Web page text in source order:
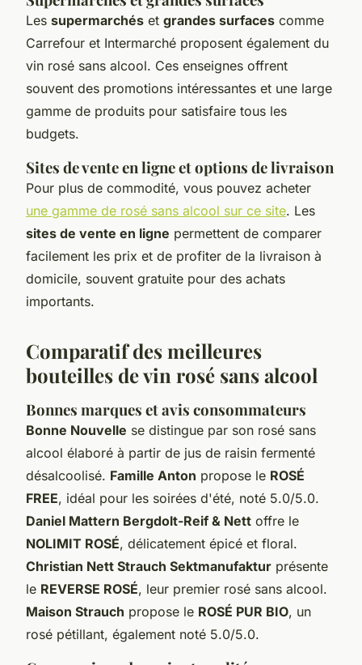
Les supermarchés et grandes surfaces comme
Carrefour et Intermarché proposent également du
vin rosé sans alcool. Ces enseignes offrent
souvent des promotions intéressantes et une large
gamme de produits pour satisfaire tous les
budgets.
Sites de vente en ligne et options de livraison
Pour plus de commodité, vous pouvez acheter
une gamme de rosé sans alcool sur ce site. Les
sites de vente en ligne permettent de comparer
facilement les prix et de profiter de la livraison à
domicile, souvent gratuite pour des achats
importants.
Comparatif des meilleures
bouteilles de vin rosé sans alcool
Bonnes marques et avis consommateurs
Bonne Nouvelle se distingue par son rosé sans
alcool élaboré à partir de jus de raisin fermenté
désalcoolisé. Famille Anton propose le ROSÉ
FREE, idéal pour les soirées d'été, noté 5.0/5.0.
Daniel Mattern Bergdolt-Reif & Nett offre le
NOLIMIT ROSÉ, délicatement épicé et floral.
Christian Nett Strauch Sektmanufaktur présente
le REVERSE ROSÉ, leur premier rosé sans alcool.
Maison Strauch propose le ROSÉ PUR BIO, un
rosé pétillant, également noté 5.0/5.0.